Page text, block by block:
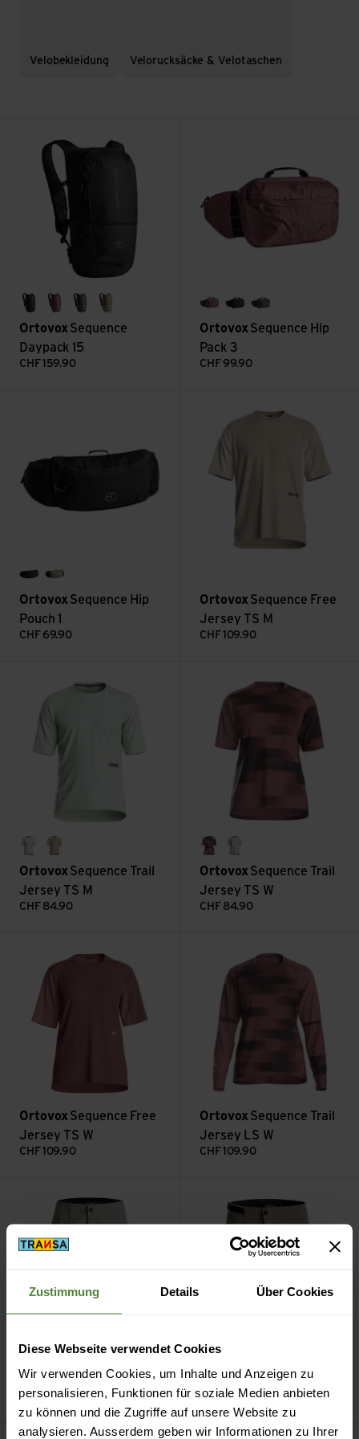
Zustimmung Details Über Cookies
Diese Webseite verwendet Cookies
Wir verwenden Cookies, um Inhalte und Anzeigen zu
personalisieren, Funktionen für soziale Medien anbieten
zu können und die Zugriffe auf unsere Website zu
analysieren. Ausserdem geben wir Informationen zu Ihrer
Velobekleidung Velorucksäcke & Velotaschen
black raven
chestnutdark wild herbs
dark linen
OrtovoxSequence
Daypack 15
CHF 159.90
chestnutblack raven
dark wild herbs
OrtovoxSequence Hip
Pack 3
CHF 99.90
OrtovoxSequence Hip
Pouch 1
CHF 69.90
OrtovoxSequence Free
Jersey TS M
CHF 109.90
green acid
dark linen
OrtovoxSequence Trail
Jersey TS M
CHF 84.90
chestnutgreen acid
OrtovoxSequence Trail
Jersey TS W
CHF 84.90
OrtovoxSequence Free
Jersey TS W
CHF 109.90
OrtovoxSequence Trail
Jersey LS W
CHF 109.90
Shorts W
CHF159.90
Shorts M
CHF159.90
Sequence Free Shorts M ansehenSequence Free Shorts W